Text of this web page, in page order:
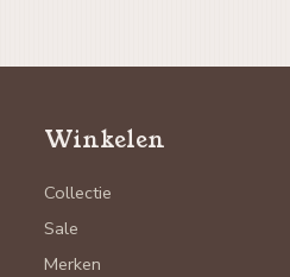
Winkelen
Collectie
Sale
Merken